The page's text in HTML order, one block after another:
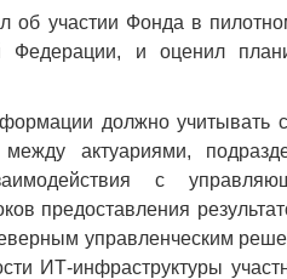
участии Фонда в
Федерации, и оценил
должно
актуариями,
с
предоставления
управленческим
ИТ-инфраструктуры